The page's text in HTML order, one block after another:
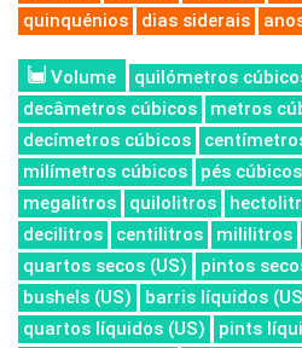
quinquénios
dias siderais
Volume quilómetros
decâmetros cúbicos
metros
decímetros cúbicos
milímetros cúbicos
pés cúbicos
megalitros
quilolitros
decilitros
centilitros mililitros
quartos secos (US)
pintos
bushels (US)
barris líquidos
quartos líquidos (US)
pints